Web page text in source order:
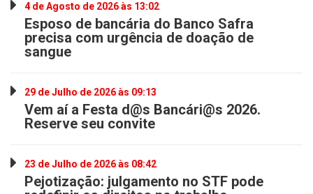
4 de Agosto de 2026 às 13:02
Esposo de bancária do Banco Safra
precisa com urgência de doação de
sangue
29 de Julho de 2026 às 09:13
Vem aí a Festa d@s Bancári@s 2026.
Reserve seu convite
23 de Julho de 2026 às 08:42
Pejotização: julgamento no STF pode